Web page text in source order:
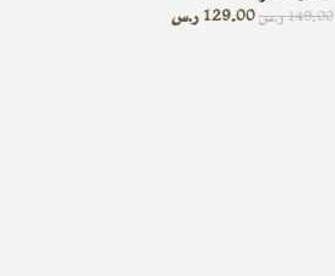
149.00ر.س129.00 ر.س